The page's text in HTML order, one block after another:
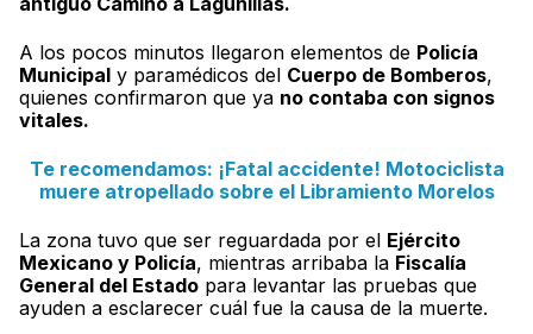
A los pocos minutos llegaron elementos de Policía
Municipal y paramédicos del Cuerpo de Bomberos,
quienes confirmaron que ya no contaba con signos
vitales.
Te recomendamos: ¡Fatal accidente! Motociclista
muere atropellado sobre el Libramiento Morelos
La zona tuvo que ser reguardada por el Ejército
Mexicano y Policía, mientras arribaba la Fiscalía
General del Estado para levantar las pruebas que
ayuden a esclarecer cuál fue la causa de la muerte.